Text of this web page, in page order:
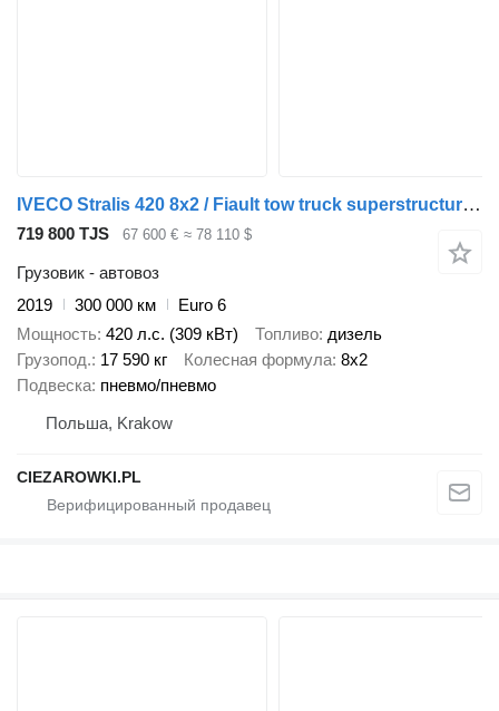
IVECO Stralis 420 8x2 / Fiault tow truck superstructure / 2 steering a
719 800 TJS 67 600 € ≈ 78 110 $
Грузовик - автовоз
2019
300 000 км
Euro 6
Мощность 420 л.с. (309 кВт) Топливо дизель
Грузопод. 17 590 кг Колесная формула 8x2
Подвеска пневмо/пневмо
Польша, Krakow
CIEZAROWKI.PL